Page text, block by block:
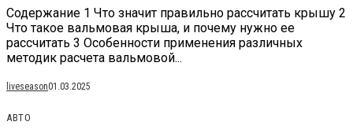
Содержание 1 Что значит правильно рассчитать крышу 2
Что такое вальмовая крыша, и почему нужно ее
рассчитать 3 Особенности применения различных
методик расчета вальмовой...
liveseason01.03.2025
АВТО